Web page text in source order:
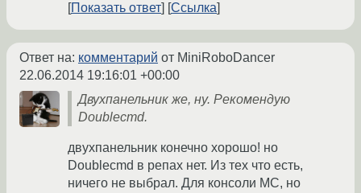
Показать ответ
Ссылка
Ответ на: комментарий от MiniRoboDancer
22.06.2014 19:16:01 +00:00
Двухпанельник же, ну. Рекомендую
Doublecmd.
двухпанельник конечно хорошо! но
Doublecmd в репах нет. Из тех что есть,
ничего не выбрал. Для консоли MC, но